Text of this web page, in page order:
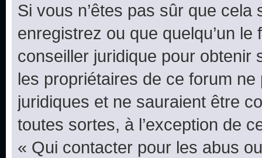
Si vous n’êtes pas sûr que
enregistrez ou que quelqu’un
conseiller juridique pour obtenir
les propriétaires de ce forum
juridiques et ne sauraient être
toutes sortes, à l’exception de
« Qui contacter pour les abus